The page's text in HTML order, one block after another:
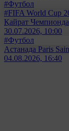
#Футбол
#FIFA World Cup
Қайрат
30.07.2026, 10:00
#Футбол
Астанада Paris
04.08.2026, 16:40